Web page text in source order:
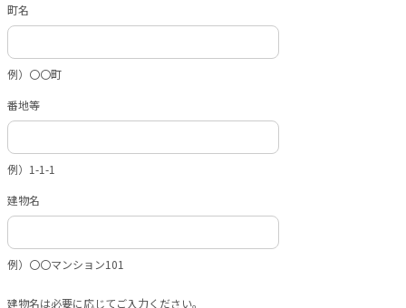
町名
例）〇〇町
番地等
例）1-1-1
建物名
例）〇〇マンション101
建物名は必要に応じてご入力ください。